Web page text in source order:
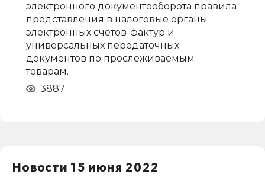
электронного документооборота правила
представления в налоговые органы
электронных счетов-фактур и
универсальных передаточных
документов по прослеживаемым
товарам.
3887
Новости 15 июня 2022